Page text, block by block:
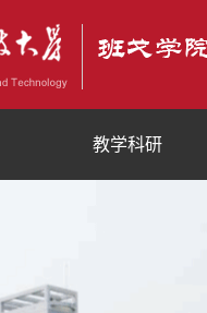
教学科研